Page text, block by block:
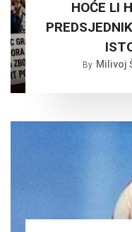
HOĆE LI
By Milivoj